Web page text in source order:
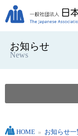
お知らせ
News
HOME » お知らせ一